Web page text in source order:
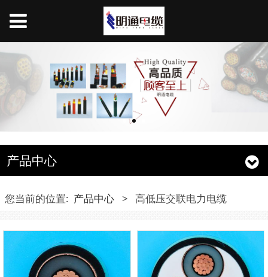
产品中心
您当前的位置: 产品中心 > 高低压交联电力电缆